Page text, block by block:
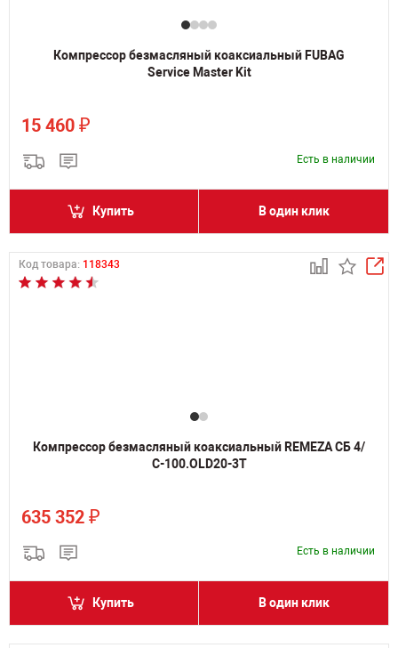
Компрессор безмасляный коаксиальный FUBAG
Service Master Kit
15 460 ₽
Есть в наличии
Купить В один клик
Код товара: 118343
Компрессор безмасляный коаксиальный REMEZA СБ 4/
С-100.OLD20-3T
635 352 ₽
Есть в наличии
Купить В один клик